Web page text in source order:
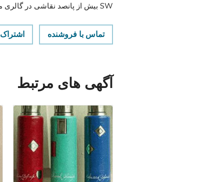
SW بیش از پانصد نقاشی در گالری من.
تماس با فروشنده اشتراک
آگهی های مرتبط